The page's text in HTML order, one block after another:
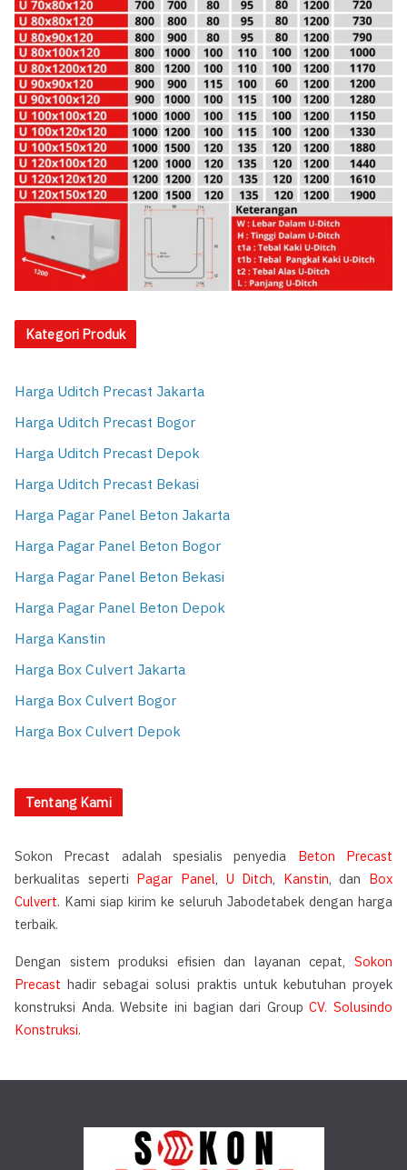
Kategori Produk
Harga Uditch Precast Jakarta
Harga Uditch Precast Bogor
Harga Uditch Precast Depok
Harga Uditch Precast Bekasi
Harga Pagar Panel Beton Jakarta
Harga Pagar Panel Beton Bogor
Harga Pagar Panel Beton Bekasi
Harga Pagar Panel Beton Depok
Harga Kanstin
Harga Box Culvert Jakarta
Harga Box Culvert Bogor
Harga Box Culvert Depok
Tentang Kami
Sokon Precast adalah spesialis penyedia Beton Precast
berkualitas seperti Pagar Panel, U Ditch, Kanstin, dan Box
Culvert. Kami siap kirim ke seluruh Jabodetabek dengan harga
terbaik.
Dengan sistem produksi efisien dan layanan cepat, Sokon
Precast hadir sebagai solusi praktis untuk kebutuhan proyek
konstruksi Anda. Website ini bagian dari GroupCV. Solusindo
Konstruksi.